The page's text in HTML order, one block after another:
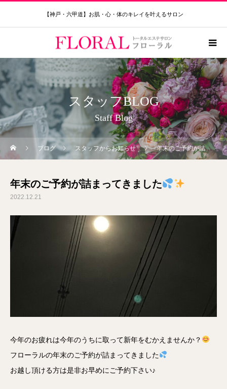
【神戸・六甲道】お肌・心・体のキレイを叶えるサロン
スタッフBLOG
Staff Blog
ブログ スタッフからお知らせ 年末のご予約が詰まってきました
年末のご予約が詰まってきました
2022.12.21
今年のお疲れは今年のうちに取って新年をむかえませんか？
フローラルの年末のご予約が詰まってきました
お越し頂ける方は是非お早めにご予約下さい♪